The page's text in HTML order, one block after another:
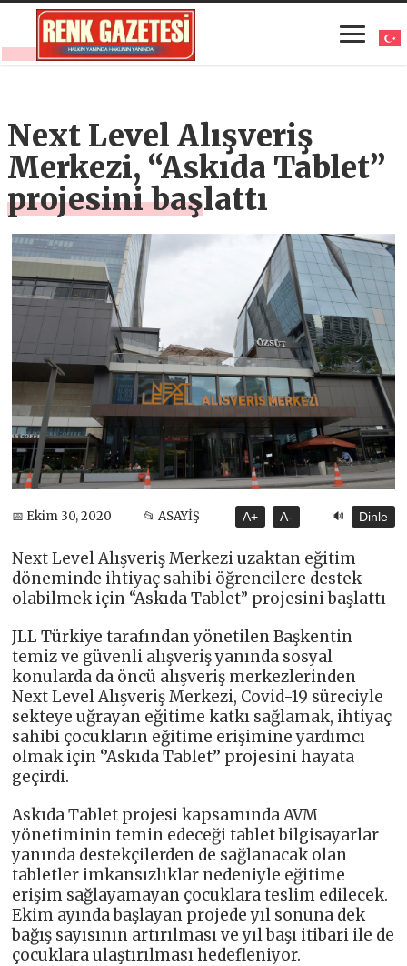
Next Level Alışveriş
Merkezi, “Askıda Tablet”
projesini başlattı
📅 Ekim 30, 2020 📂 ASAYİŞ A+ A- 🔊 Dinle
Next Level Alışveriş Merkezi uzaktan eğitim
döneminde ihtiyaç sahibi öğrencilere destek
olabilmek için “Askıda Tablet” projesini başlattı
JLL Türkiye tarafından yönetilen Başkentin
temiz ve güvenli alışveriş yanında sosyal
konularda da öncü alışveriş merkezlerinden
Next Level Alışveriş Merkezi, Covid-19 süreciyle
sekteye uğrayan eğitime katkı sağlamak, ihtiyaç
sahibi çocukların eğitime erişimine yardımcı
olmak için ‘’Askıda Tablet’’ projesini hayata
geçirdi.
Askıda Tablet projesi kapsamında AVM
yönetiminin temin edeceği tablet bilgisayarlar
yanında destekçilerden de sağlanacak olan
tabletler imkansızlıklar nedeniyle eğitime
erişim sağlayamayan çocuklara teslim edilecek.
Ekim ayında başlayan projede yıl sonuna dek
bağış sayısının artırılması ve yıl başı itibari ile de
çocuklara ulaştırılması hedefleniyor.